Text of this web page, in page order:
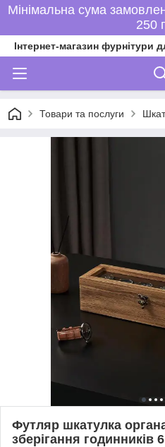
Мінімальна сума
250
Інтернет-магазин фурнітури
Товари та послуги
Футляр шкатулка
зберігання годинників